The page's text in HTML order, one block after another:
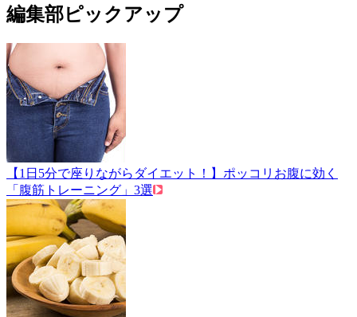
編集部ピックアップ
【1日5分で座りながらダイエット！】ポッコリお腹に効く
「腹筋トレーニング」3選